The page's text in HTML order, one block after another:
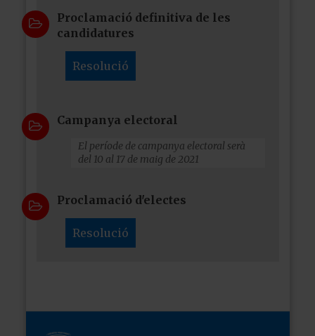
Proclamació definitiva de les
candidatures
Resolució
Campanya electoral
El període de campanya electoral serà
del 10 al 17 de maig de 2021
Proclamació d'electes
Resolució